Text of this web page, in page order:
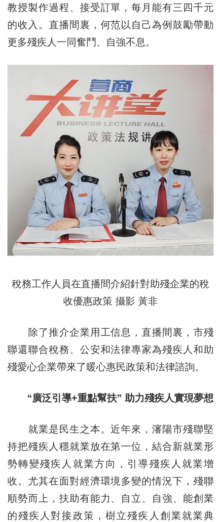
教授製作過程、接受訂單，每月能有三四千元
的收入。直播間裏，何范以自己為例鼓勵帶動
更多殘疾人一同奮鬥、自強不息。
稅務工作人員在直播間介紹針對助殘企業的稅
收優惠政策 攝影 黃非
除了推介企業用工信息，直播間裏，市殘
聯還聯合稅務、公安和法律專家為殘疾人和助
殘愛心企業帶來了暖心惠民政策和法律諮詢。
“廣泛引導+重點幫扶” 助力殘疾人實現夢想
就業是民生之本。近年來，瀋陽市殘聯堅
持把殘疾人穩就業放在第一位，結合新就業形
勢轉變殘疾人就業方向，引導殘疾人就業增
收。尤其在面對經濟環境多變的情況下，殘聯
順勢而上，扶助有能力、自立、自強、能創業
的殘疾人對接政策，樹立殘疾人創業就業典